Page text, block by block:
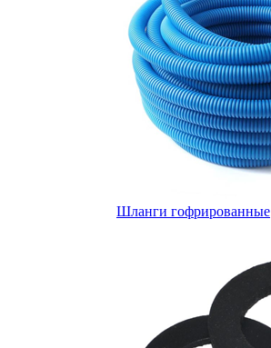
Шланги гофрированные